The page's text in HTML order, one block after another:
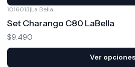
1016013|La Bella
Set Charango C80 LaBella
$9.490
Ver opciones